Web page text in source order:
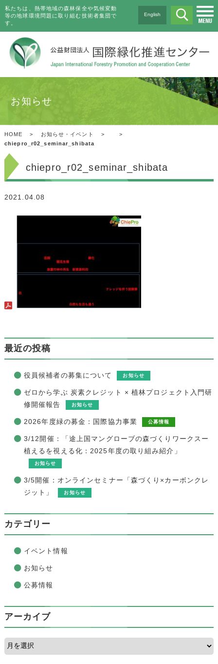
私たちは、熱帯地域の森林保全や気候変動
等の地球環境問題に取り組む技術者集団で
す。
English
お知らせ
HOME > お知らせ・イベント >
>
chiepro_r02_seminar_shibata
chiepro_r02_seminar_shibata
2021.04.08
最近の投稿
役員候補者の募集について お知らせ
ゼロから学ぶ 炭素クレジット × 植林プロジェクト入門研
修開催報告
お知らせ
2026年度緑の募金：国際協力事業 公募情報
3/12開催：「途上国マングローブの森づくりワークスー
植えるを視える化：2025年度の取り組み紹介」
お知らせ
3/5開催：オンラインセミナー「森づくり×カーボンクレ
ジット」
お知らせ
カテゴリー
イベント情報
お知らせ
公募情報
アーカイブ